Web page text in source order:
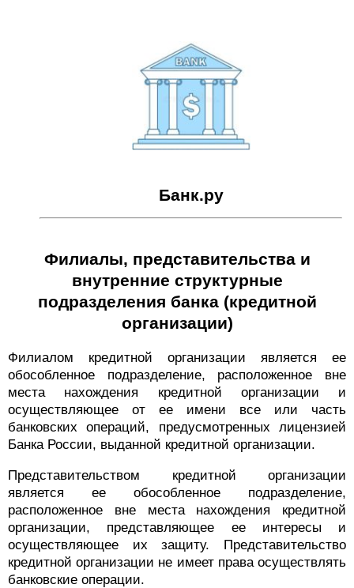
Банк.ру
Филиалы, представительства и
внутренние структурные
подразделения банка (кредитной
организации)
Филиалом кредитной организации является ее
обособленное подразделение, расположенное вне
места нахождения кредитной организации и
осуществляющее от ее имени все или часть
банковских операций, предусмотренных лицензией
Банка России, выданной кредитной организации.
Представительством кредитной организации
является ее обособленное подразделение,
расположенное вне места нахождения кредитной
организации, представляющее ее интересы и
осуществляющее их защиту. Представительство
кредитной организации не имеет права осуществлять
банковские операции.